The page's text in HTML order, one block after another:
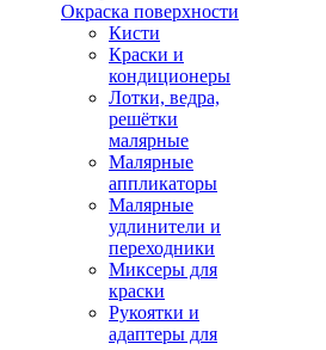
Окраска поверхности
Кисти
Краски и
кондиционеры
Лотки, ведра,
решётки
малярные
Малярные
аппликаторы
Малярные
удлинители и
переходники
Миксеры для
краски
Рукоятки и
адаптеры для